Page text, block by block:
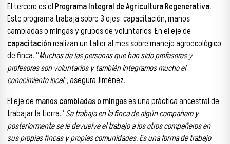
El tercero es el Programa Integral de Agricultura Regenerativa.
Este programa trabaja sobre 3 ejes: capacitación, manos
cambiadas o mingas y grupos de voluntarios. En el eje de
capacitaciónrealizan un taller al mes sobre manejo agroecológico
de finca. “Muchas de las personas que han sido profesores y
profesoras son voluntarios y también integramos mucho el
conocimiento local”, asegura Jiménez.
El eje de manos cambiadas o mingases una práctica ancestral de
trabajar la tierra. “Se trabaja en la finca de algún compañero y
posteriormente se le devuelve el trabajo a los otros compañeros en
sus propias fincas y propias comunidades. Es una forma de trabajo